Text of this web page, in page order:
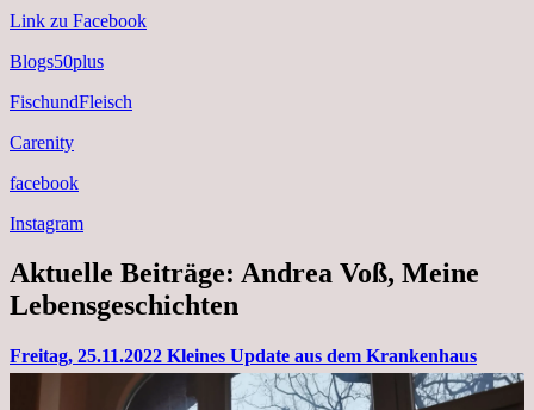
Link zu Facebook
Blogs50plus
FischundFleisch
Carenity
facebook
Instagram
Aktuelle Beiträge: Andrea Voß, Meine
Lebensgeschichten
Freitag, 25.11.2022 Kleines Update aus dem Krankenhaus